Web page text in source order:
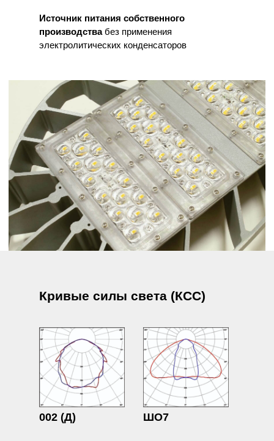
Источник питания собственного
производствабез применения
электролитических конденсаторов
Кривые силы света (КСС)
002 (Д) ШО7